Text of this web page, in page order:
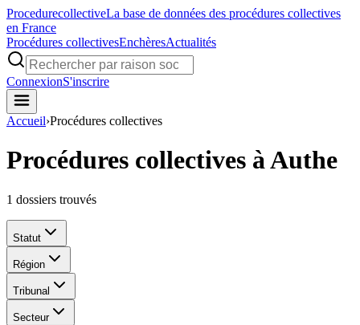
ProcedurecollectiveLa base de données des procédures collectives
en France
Procédures collectivesEnchèresActualités
ConnexionS'inscrire
Accueil›Procédures collectives
Procédures collectives à Authe
1 dossiers trouvés
Statut
Région
Tribunal
Secteur